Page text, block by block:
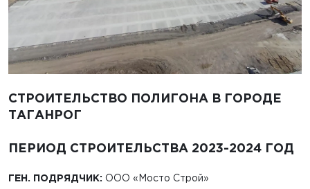
СТРОИТЕЛЬСТВО ПОЛИГОНА В ГОРОДЕ
ТАГАНРОГ
ПЕРИОД СТРОИТЕЛЬСТВА 2023-2024 ГОД
ГЕН. ПОДРЯДЧИК: ООО «Мосто Строй»